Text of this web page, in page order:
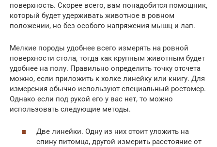
поверхность. Скорее всего, вам понадобится помощник,
который будет удерживать животное в ровном
положении, но без особого напряжения мышц и лап.
Мелкие породы удобнее всего измерять на ровной
поверхности стола, тогда как крупным животным будет
удобнее на полу. Правильно определить точку отсчета
можно, если приложить к холке линейку или книгу. Для
измерения обычно используют специальный ростомер.
Однако если под рукой его у вас нет, то можно
использовать следующие методы.
Две линейки. Одну из них стоит уложить на
спину питомца, другой измерить расстояние от